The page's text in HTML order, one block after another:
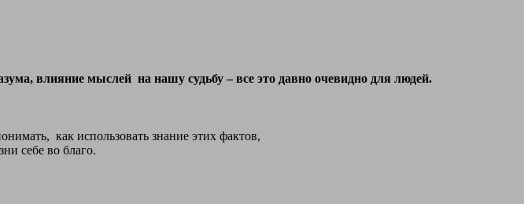
влияние мыслей на нашу судьбу – все это давно очевидно для людей.
как использовать знание этих фактов,
себе во благо.